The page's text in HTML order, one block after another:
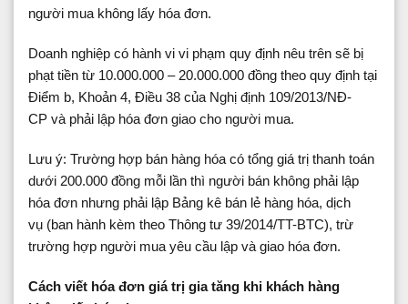
người mua không lấy hóa đơn.
Doanh nghiệp có hành vi vi phạm quy định nêu trên sẽ bị
phạt tiền từ 10.000.000 – 20.000.000 đồng theo quy định tại
Điểm b, Khoản 4, Điều 38 của Nghị định 109/2013/NĐ-
CP và phải lập hóa đơn giao cho người mua.
Lưu ý: Trường hợp bán hàng hóa có tổng giá trị thanh toán
dưới 200.000 đồng mỗi lần thì người bán không phải lập
hóa đơn nhưng phải lập Bảng kê bán lẻ hàng hóa, dịch
vụ (ban hành kèm theo Thông tư 39/2014/TT-BTC), trừ
trường hợp người mua yêu cầu lập và giao hóa đơn.
Cách viết hóa đơn giá trị gia tăng khi khách hàng